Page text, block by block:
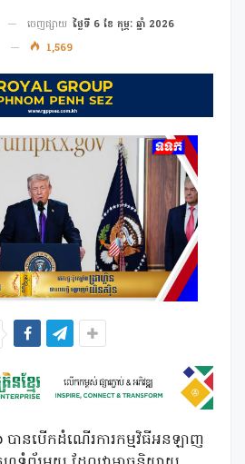
ចេញផ្សាយ ថ្ងៃទី 6 ខែ កុម្ភៈ ឆ្នាំ 2026
1,569
ានបើកដំណើរការកម្មវិធីអនឡាញ